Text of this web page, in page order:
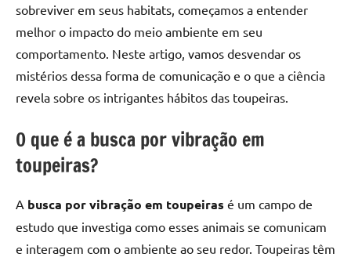
sobreviver em seus habitats, começamos a entender
melhor o impacto do meio ambiente em seu
comportamento. Neste artigo, vamos desvendar os
mistérios dessa forma de comunicação e o que a ciência
revela sobre os intrigantes hábitos das toupeiras.
O que é a busca por vibração em
toupeiras?
A busca por vibração em toupeiras é um campo de
estudo que investiga como esses animais se comunicam
e interagem com o ambiente ao seu redor. Toupeiras têm